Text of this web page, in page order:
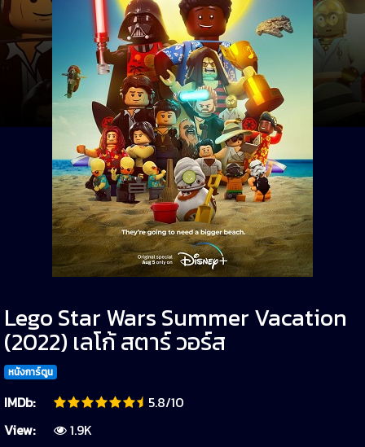
Lego Star Wars Summer Vacation
(2022) เลโก้ สตาร์ วอร์ส
หนังการ์ตูน
IMDb:
5.8/10
View:
1.9K